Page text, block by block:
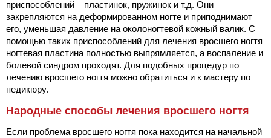
приспособлений – пластинок, пружинок и т.д. Они
закрепляются на деформированном ногте и приподнимают
его, уменьшая давление на околоногтевой кожный валик. С
помощью таких приспособлений для лечения вросшего ногтя
ногтевая пластина полностью выпрямляется, а воспаление и
болевой синдром проходят. Для подобных процедур по
лечению вросшего ногтя можно обратиться и к мастеру по
педикюру.
Народные способы лечения вросшего ногтя
Если проблема вросшего ногтя пока находится на начальной